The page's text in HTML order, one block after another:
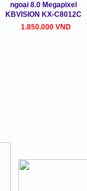
ngoại 8.0 Megapixel
KBVISION KX-C8012C
1.850.000 VND